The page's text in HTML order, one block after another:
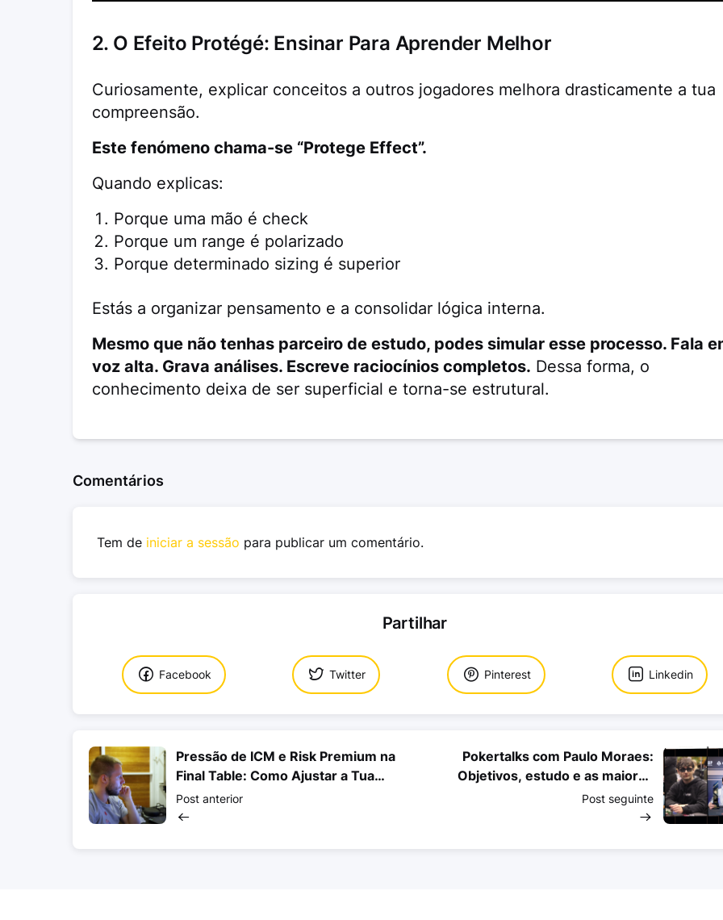
2. O Efeito Protégé: Ensinar Para Aprender Melhor
Curiosamente, explicar conceitos a outros jogadores melhora drasticamente a tua
compreensão.
Este fenómeno chama-se “Protege Effect”.
Quando explicas:
Porque uma mão é check
Porque um range é polarizado
Porque determinado sizing é superior
Estás a organizar pensamento e a consolidar lógica interna.
Mesmo que não tenhas parceiro de estudo, podes simular esse processo. Fala
voz alta. Grava análises. Escreve raciocínios completos. Dessa forma, o
conhecimento deixa de ser superficial e torna-se estrutural.
Comentários
Tem de iniciar a sessão para publicar um comentário.
Partilhar
Facebook Twitter Pinterest Linkedin
Pressão de ICM e Risk Premium na
Final Table: Como Ajustar a Tua
Estratégia
Post anterior
Pokertalks com Paulo Moraes:
Objetivos, estudo e as maiores
aprendizagens do poker (Parte II)
Post seguinte